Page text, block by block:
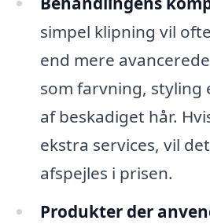
simpel klipning vil
end mere
som farvning, styling
af beskadiget hår.
ekstra services, vil
afspejles i prisen.
Produkter der